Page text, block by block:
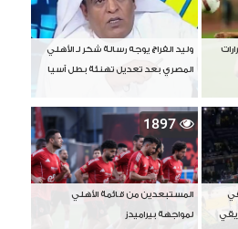
وليد الفراج يوجه رسالة شكر لـ الأهلي
المصري بعد تعديل تهنئة بطل آسيا
1897
المستبعدين من قائمة الأهلي
لمواجهة بيراميدز